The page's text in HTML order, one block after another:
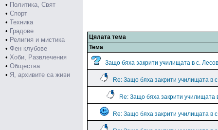
• Политика, Свят
• Спорт
• Техника
• Градове
• Религия и мистика
• Фен клубове
• Хоби, Развлечения
• Общества
• Я, архивите са живи
Цялата тема
Тема
Защо бяха закрити училищата в с.
Re: Защо бяха закрити училищата в
Re: Защо бяха закрити
Re: Защо бяха закрити училищата в